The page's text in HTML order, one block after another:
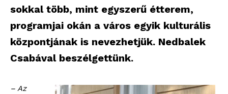
sokkal több, mint egyszerű étterem,
programjai okán a város egyik kulturális
központjának is nevezhetjük. Nedbalek
Csabával beszélgettünk.
– Az